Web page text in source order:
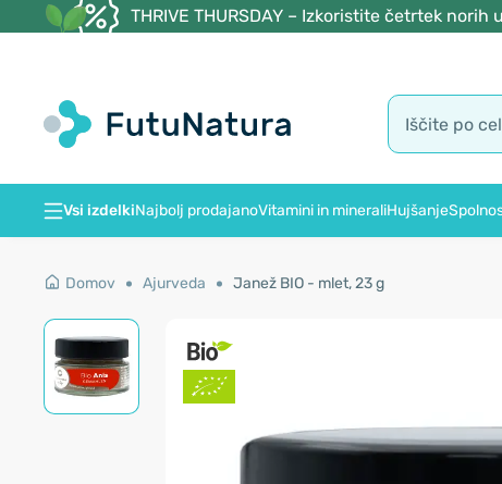
THRIVE THURSDAY – Izkoristite četrtek
Vsi izdelkiNajbolj prodajanoVitamini in mineraliHujšanje
Domov Ajurveda Janež BIO - mlet, 23 g